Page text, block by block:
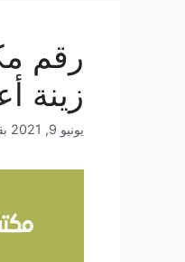
زينة
يونيو 9, 2021